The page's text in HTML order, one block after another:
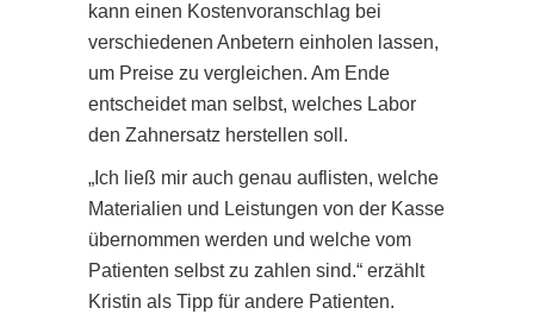
kann einen Kostenvoranschlag bei
verschiedenen Anbetern einholen lassen,
um Preise zu vergleichen. Am Ende
entscheidet man selbst, welches Labor
den Zahnersatz herstellen soll.
„Ich ließ mir auch genau auflisten, welche
Materialien und Leistungen von der Kasse
übernommen werden und welche vom
Patienten selbst zu zahlen sind.“ erzählt
Kristin als Tipp für andere Patienten.